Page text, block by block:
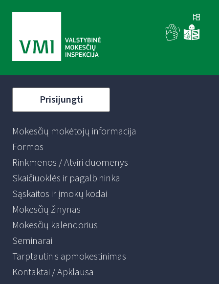
Prisijungti
Mokesčių mokėtojų informacija
Formos
Rinkmenos / Atviri duomenys
Skaičiuoklės ir pagalbininkai
Sąskaitos ir įmokų kodai
Mokesčių žinynas
Mokesčių kalendorius
Seminarai
Tarptautinis apmokestinimas
Kontaktai / Apklausa